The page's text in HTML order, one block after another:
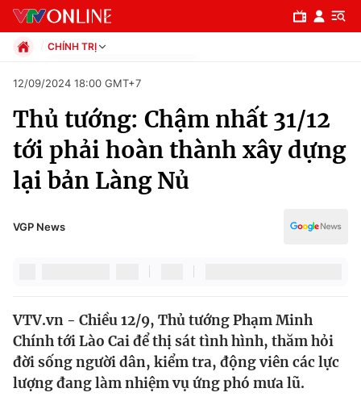
Chuyên mục
Chính trị
Thế giới
Tin tức
Kinh tế
CHÍNH TRỊ
Xã hội
Pháp luật
Thể thao
Truyền hình
Văn hóa - Giải trí
12/09/2024 18:00 GMT+7
Thủ tướng: Chậm nhất 31/12
tới phải hoàn thành xây dựng
lại bản Làng Nủ
VGP News
VTV.vn - Chiều 12/9, Thủ tướng Phạm Minh
Chính tới Lào Cai để thị sát tình hình, thăm hỏi
đời sống người dân, kiểm tra, động viên các lực
lượng đang làm nhiệm vụ ứng phó mưa lũ.